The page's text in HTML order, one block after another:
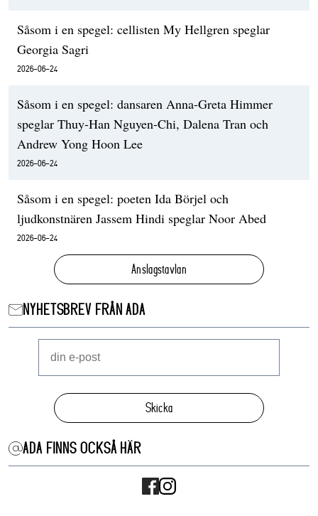
Såsom i en spegel: cellisten My Hellgren speglar
Georgia Sagri
2026-06-24
Såsom i en spegel: dansaren Anna-Greta Himmer
speglar Thuy-Han Nguyen-Chi, Dalena Tran och
Andrew Yong Hoon Lee
2026-06-24
Såsom i en spegel: poeten Ida Börjel och
ljudkonstnären Jassem Hindi speglar Noor Abed
2026-06-24
Anslagstavlan
NYHETSBREV FRÅN ADA
Skicka
ADA FINNS OCKSÅ HÄR